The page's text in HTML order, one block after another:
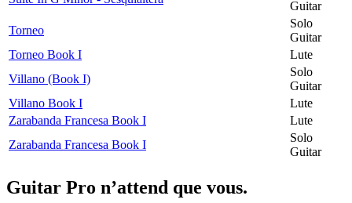
Guitar
Torneo
Solo
Guitar
Torneo Book I
Lute
Villano (Book I)
Solo
Guitar
Villano Book I
Lute
Zarabanda Francesa Book I
Lute
Zarabanda Francesa Book I
Solo
Guitar
Guitar Pro n’attend que vous.